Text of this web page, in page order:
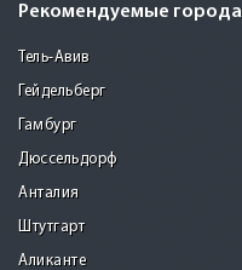
Рекомендуемые города
Тель-Авив
Гейдельберг
Гамбург
Дюссельдорф
Анталия
Штутгарт
Аликанте